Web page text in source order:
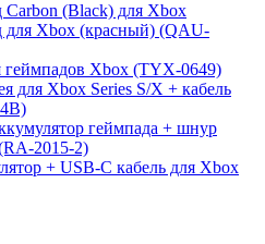
Carbon (Black) для Xbox
для Xbox (красный) (QAU-
геймпадов Xbox (TYX-0649)
для Xbox Series S/X + кабель
геймпада + шнур
2015-2)
+ USB-C кабель для Xbox